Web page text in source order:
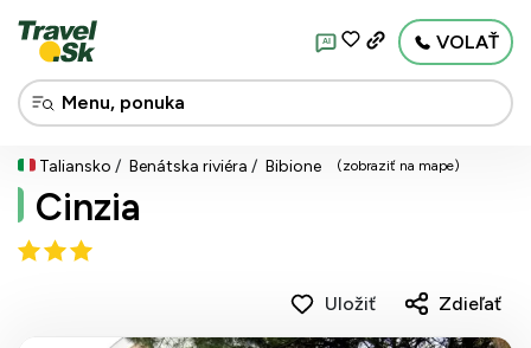
AI VOLAŤ
Taliansko Benátska riviéra Bibione (zobraziť na mape)
Cinzia
Uložiť Zdieľať